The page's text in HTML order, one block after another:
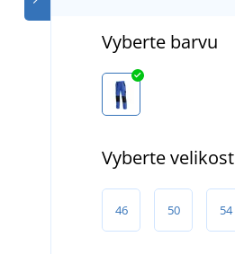
Vyberte barvu
Vyberte velikost
46 50 54